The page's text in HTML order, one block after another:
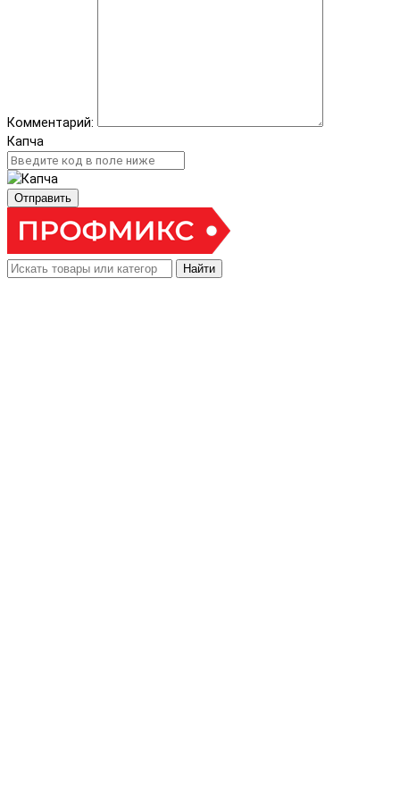
Комментарий:
Капча
Отправить
Найти